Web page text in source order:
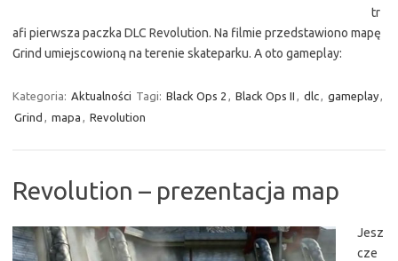
tr
afi pierwsza paczka DLC Revolution. Na filmie przedstawiono mapę
Grind umiejscowioną na terenie skateparku. A oto gameplay:
Kategoria: Aktualności Tagi: Black Ops 2 Black Ops II dlc gameplay
Grind
mapa Revolution
Revolution – prezentacja map
Jesz
cze